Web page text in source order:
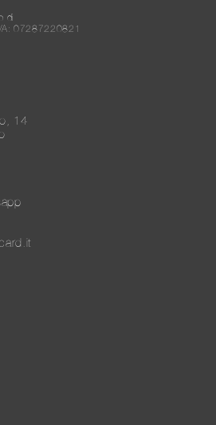
di
07287220821
14